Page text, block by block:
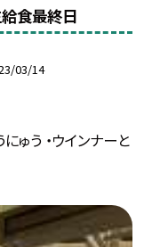
食最終日
03/14
にゅう ・ウインナーと